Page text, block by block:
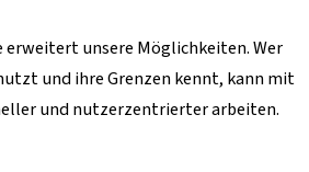
erweitert unsere Möglichkeiten. Wer
und ihre Grenzen kennt, kann mit
und nutzerzentrierter arbeiten.